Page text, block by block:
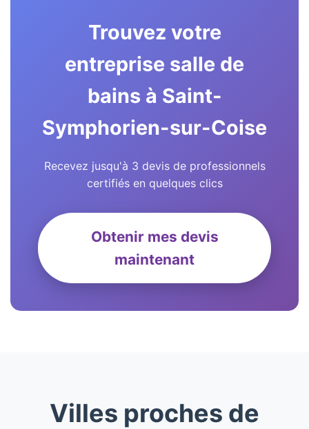
Trouvez votre
entreprise salle de
bains à Saint-
Symphorien-sur-Coise
Recevez jusqu'à 3 devis de professionnels
certifiés en quelques clics
Obtenir mes devis
maintenant
Villes proches de